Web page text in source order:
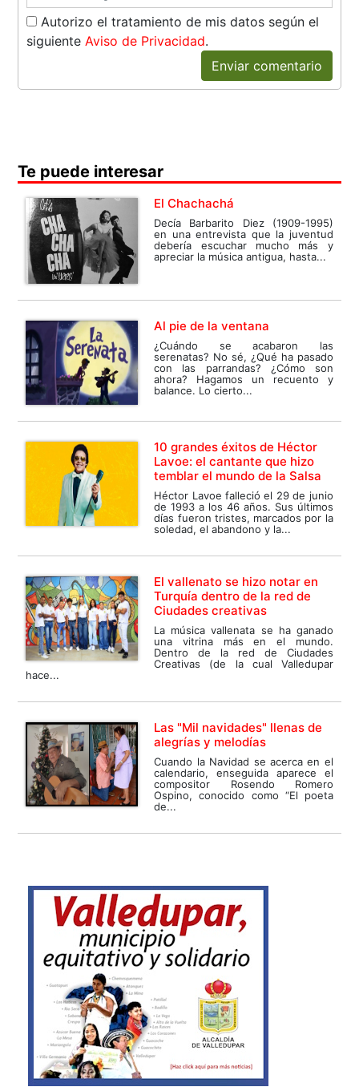
Autorizo el tratamiento de mis datos según el
siguienteAviso de Privacidad.
Enviar comentario
Te puede interesar
El Chachachá
Decía Barbarito Diez (1909-1995)
en una entrevista que la juventud
debería escuchar mucho más y
apreciar la música antigua, hasta...
Al pie de la ventana
¿Cuándo se acabaron las
serenatas? No sé, ¿Qué ha pasado
con las parrandas? ¿Cómo son
ahora? Hagamos un recuento y
balance. Lo cierto...
10 grandes éxitos de Héctor
Lavoe: el cantante que hizo
temblar el mundo de la Salsa
Héctor Lavoe falleció el 29 de junio
de 1993 a los 46 años. Sus últimos
días fueron tristes, marcados por la
soledad, el abandono y la...
El vallenato se hizo notar en
Turquía dentro de la red de
Ciudades creativas
La música vallenata se ha ganado
una vitrina más en el mundo.
Dentro de la red de Ciudades
Creativas (de la cual Valledupar
hace...
Las "Mil navidades" llenas de
alegrías y melodías
Cuando la Navidad se acerca en el
calendario, enseguida aparece el
compositor Rosendo Romero
Ospino, conocido como “El poeta
de...